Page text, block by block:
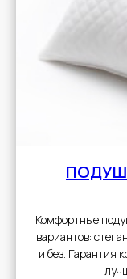
Комфортные
вариантов:
и без. Гарантия